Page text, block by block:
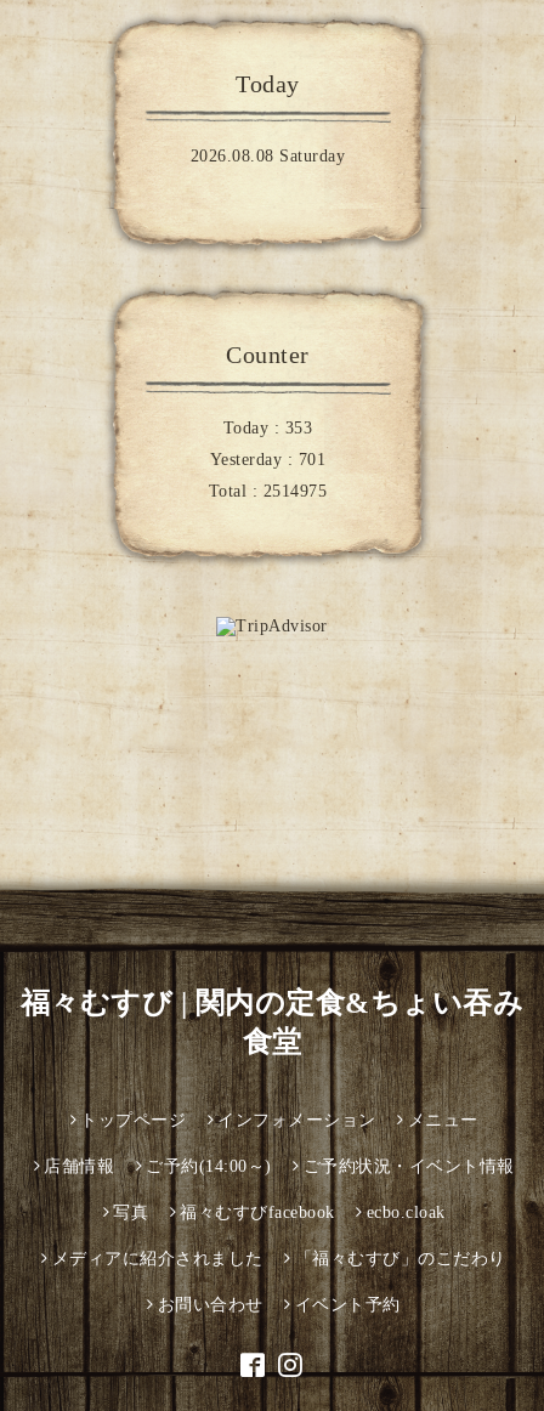
Today
2026.08.08 Saturday
Counter
Today : 353
Yesterday : 701
Total : 2514975
福々むすび | 関内の定食&ちょい吞み
食堂
トップページ インフォメーション メニュー
店舗情報 ご予約(14:00～) ご予約状況・イベント情報
写真 福々むすびfacebook ecbo.cloak
メディアに紹介されました 「福々むすび」のこだわり
お問い合わせ イベント予約